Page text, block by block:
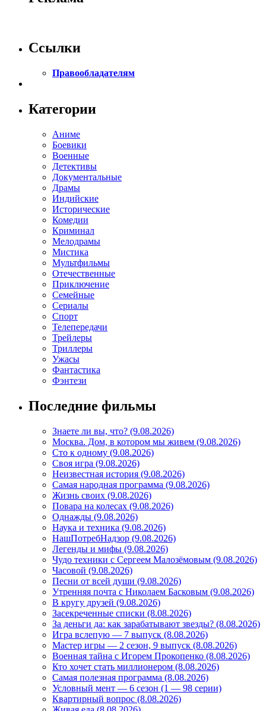
Ссылки
Правообладателям
Категории
Аниме
Боевики
Военные
Детективы
Документальные
Драмы
Индийские
Исторические
Комедии
Криминал
Мелодрамы
Мистика
Мультфильмы
Отечественные
Приключение
Семейные
Сериалы
Спорт
Телепередачи
Трейлеры
Триллеры
Ужасы
Фантастика
Фэнтези
Последние фильмы
Знаете ли вы, что? (9.08.2026)
Mосква. Дом, в котором мы живем (9.08.2026)
Сто к одному (9.08.2026)
Своя игра (9.08.2026)
Неизвестная история (9.08.2026)
Самая народная программа (9.08.2026)
Жизнь своих (9.08.2026)
Повара на колесах (9.08.2026)
Однажды (9.08.2026)
Наука и техника (9.08.2026)
НашПотребНадзор (9.08.2026)
Легенды и мифы (9.08.2026)
Чудо техники с Сергеем Малозёмовым (9.08.2026)
Часовой (9.08.2026)
Песни от всей души (9.08.2026)
Утренняя почта с Николаем Басковым (9.08.2026)
В кругу друзей (9.08.2026)
Засекреченные списки (8.08.2026)
За деньги да: как зарабатывают звезды? (8.08.2026)
Игра вслепую — 7 выпуск (8.08.2026)
Мастер игры — 2 сезон, 9 выпуск (8.08.2026)
Военная тайна с Игорем Прокопенко (8.08.2026)
Кто хочет стать миллионером (8.08.2026)
Самая полезная программа (8.08.2026)
Условный мент — 6 сезон (1 — 98 серии)
Квартирный вопрос (8.08.2026)